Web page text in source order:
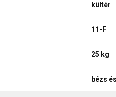
kültér
11-F
25 kg
bézs